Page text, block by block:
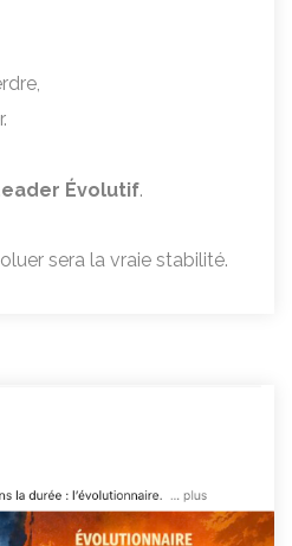
Évolutif.
sera la vraie stabilité.